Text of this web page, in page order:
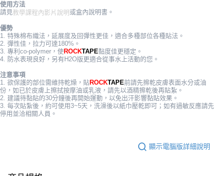
３．安心：先確認商品／服務後，再付款。
１．於結帳方式選擇「AFTEE先享後付」後，將跳轉至「AFTEE先享後付」
結帳頁面，進行簡訊認證並確認金額後，即可完成結帳。
２．訂單成立數日內，您將收到繳費通知簡訊。
３．收到繳費通知簡訊後14天內，點擊此簡訊中的連結，可透過四大超商／
※ 請注意：結帳手續完成當下不需立刻繳費，但若您需要取消訂單，請聯絡
購買商品的店家。未經商家同意取消之訂單仍視為有效，需透過AFTEE先享
後付繳納相關費用。
※ 交易是否成功請以「AFTEE先享後付 」之結帳頁面顯示為準，若有關於
是否繳費成功／繳費後需取消欲退款等相關疑問，請聯繫「AFTEE先享後付
１．透過由恩沛科技股份有限公司提供之「AFTEE先享後付」服務完成之交
２．關於個人資料處理事宜，請瀏覽以下網址：
全家取貨付款
7-11取貨付款
每筆NT$70，滿NT$5,000(含以上)免運費
宅配
每筆NT$80，滿NT$5,000(含以上)免運費
宅配-離島
每筆NT$100，滿NT$5,000(含以上)免運費
使用方法
請見教學課程內影片說明 或盒內說明書。
優勢
1. 特殊棉布織法，延展度及回彈性更佳，適合多種部位各種貼法。
2. 彈性佳，拉力可達180%。
3. 專利co-polymer，使ROCKTAPE黏度佳更穩定。
4. 防水表現良好，另有H2O版更適合從事水上活動的您。
注意事項
1. 欲保護的部位需維持乾燥，貼ROCKTAPE前請先擦乾皮膚表面水分或油
份，如已於皮膚上擦拭按摩油或乳液，請先以酒精擦乾後再貼紮。
2. 建議待黏貼的30分鐘後再開始運動，以免出汗影響黏貼效果。
3. 每次貼紮後，約可使用3~5天，洗澡後以紙巾壓乾即可；如有過敏反應請先
停用並洽相關人員。
顯示電腦版詳細說明